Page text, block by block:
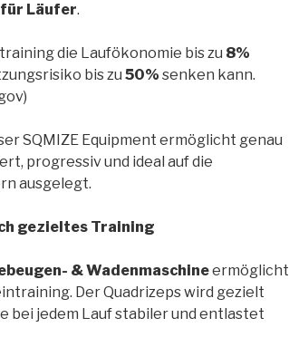
Läufer.
die Laufökonomie bis zu 8%
bis zu 50% senken kann.
SQMIZE Equipment ermöglicht genau
progressiv und ideal auf die
ausgelegt.
gezieltes Training
& Wadenmaschineermöglicht
Der Quadrizeps wird gezielt
bei jedem Lauf stabiler und entlastet